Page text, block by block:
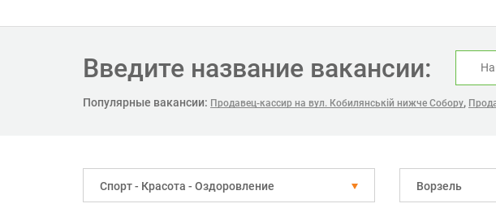
Введите название вакансии:
Популярные вакансии: Продавец-кассир на вул. Кобилянській нижче Собору,
Спорт - Красота - Оздоровление Ворзель